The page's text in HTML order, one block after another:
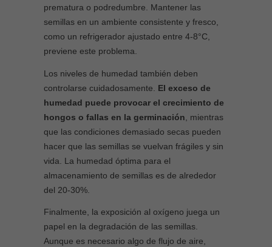
prematura o podredumbre. Mantener las
semillas en un ambiente consistente y fresco,
como un refrigerador ajustado entre 4-8°C,
previene este problema.
Los niveles de humedad también deben
controlarse cuidadosamente. El exceso de
humedad puede provocar el crecimiento de
hongos o fallas en la germinación , mientras
que las condiciones demasiado secas pueden
hacer que las semillas se vuelvan frágiles y sin
vida. La humedad óptima para el
almacenamiento de semillas es de alrededor
del 20-30%.
Finalmente, la exposición al oxígeno juega un
papel en la degradación de las semillas.
Aunque es necesario algo de flujo de aire,